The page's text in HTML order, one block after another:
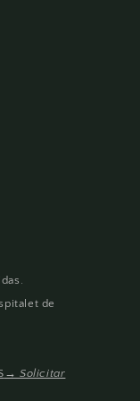
de
→ Solicitar